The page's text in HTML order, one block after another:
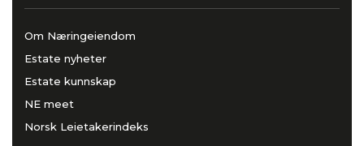
Om Næringeiendom
Estate nyheter
Estate kunnskap
NE meet
Norsk Leietakerindeks